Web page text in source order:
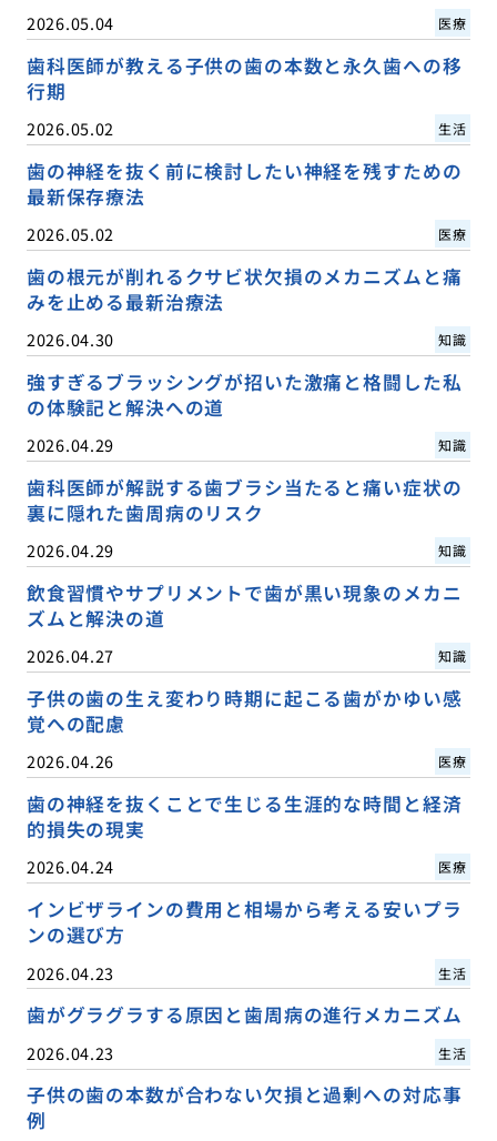
2026.05.04 医療
歯科医師が教える子供の歯の本数と永久歯への移
行期
2026.05.02 生活
歯の神経を抜く前に検討したい神経を残すための
最新保存療法
2026.05.02 医療
歯の根元が削れるクサビ状欠損のメカニズムと痛
みを止める最新治療法
2026.04.30 知識
強すぎるブラッシングが招いた激痛と格闘した私
の体験記と解決への道
2026.04.29 知識
歯科医師が解説する歯ブラシ当たると痛い症状の
裏に隠れた歯周病のリスク
2026.04.29 知識
飲食習慣やサプリメントで歯が黒い現象のメカニ
ズムと解決の道
2026.04.27 知識
子供の歯の生え変わり時期に起こる歯がかゆい感
覚への配慮
2026.04.26 医療
歯の神経を抜くことで生じる生涯的な時間と経済
的損失の現実
2026.04.24 医療
インビザラインの費用と相場から考える安いプラ
ンの選び方
2026.04.23 生活
歯がグラグラする原因と歯周病の進行メカニズム
2026.04.23 生活
子供の歯の本数が合わない欠損と過剰への対応事
例